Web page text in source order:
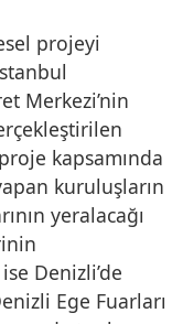
projeyi
Merkezi’nin
kapsamında
kuruluşların
yeralacağı
Denizli’de
Ege Fuarları